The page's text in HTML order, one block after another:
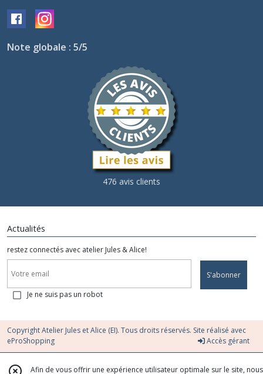
Note globale : 5/5
476 avis clients
Actualités
restez connectés avec atelier Jules & Alice!
S'abonner
Je ne suis pas un robot
Copyright Atelier Jules et Alice (EI). Tous droits réservés. Site réalisé avec
eProShopping
Accès gérant
Afin de vous offrir une expérience utilisateur optimale sur le site, nous